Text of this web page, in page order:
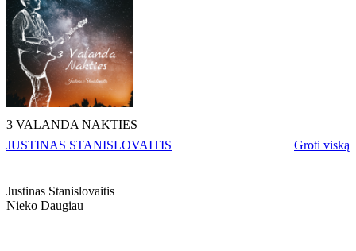
3 VALANDA NAKTIES
JUSTINAS STANISLOVAITIS
Groti viską
Justinas Stanislovaitis
Nieko Daugiau